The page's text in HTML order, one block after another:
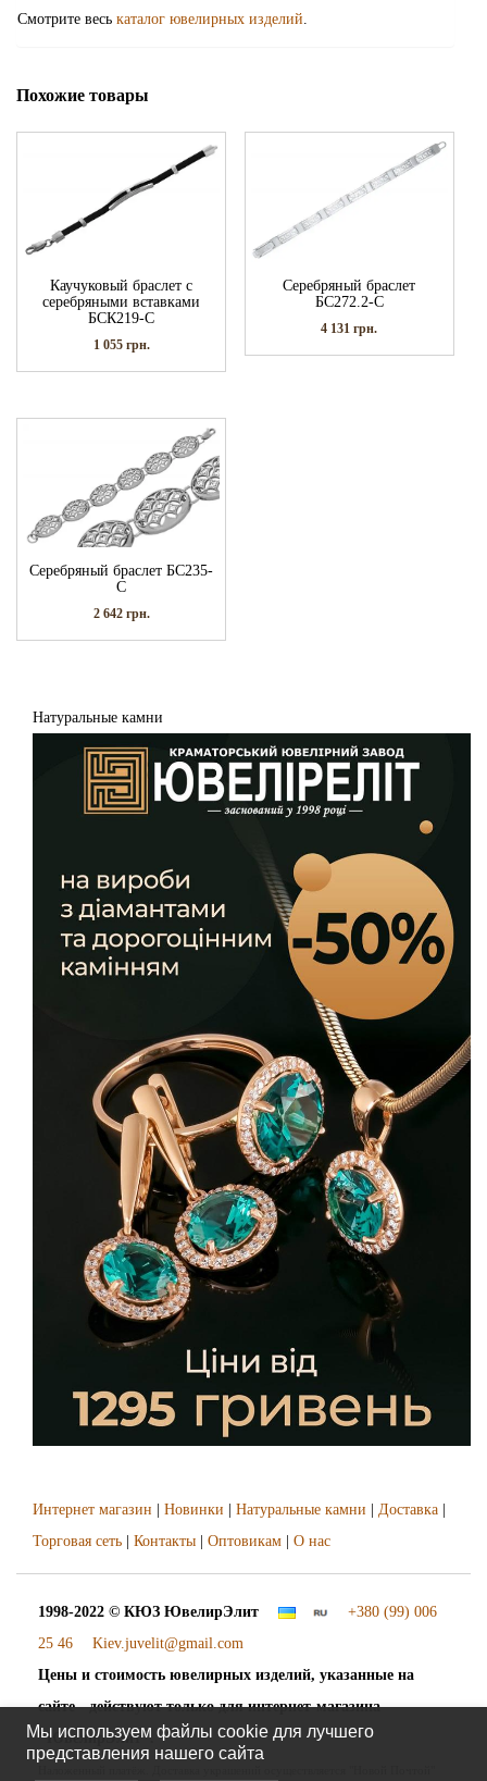
Смотрите весь каталог ювелирных изделий
Похожие товары
Каучуковый браслет с
серебряными вставками
БСК219-С
1 055 грн.
Серебряный браслет
БС272.2-С
4 131грн.
Серебряный браслет БС235-
С
2 642 грн.
Натуральные камни
Интернет магазин Новинки Натуральные камни Доставка
Торговая сеть
Контакты Оптовикам О нас
1998-2022 © КЮЗ ЮвелирЭлит
+380 (99) 006
25 46
Kiev.juvelit@gmail.com
Цены и стоимость ювелирных изделий, указанные на
сайте - действуют только для интернет-магазина
"ЮвелирЭлит".
Мы используем файлы cookie для лучшего
представления нашего сайта